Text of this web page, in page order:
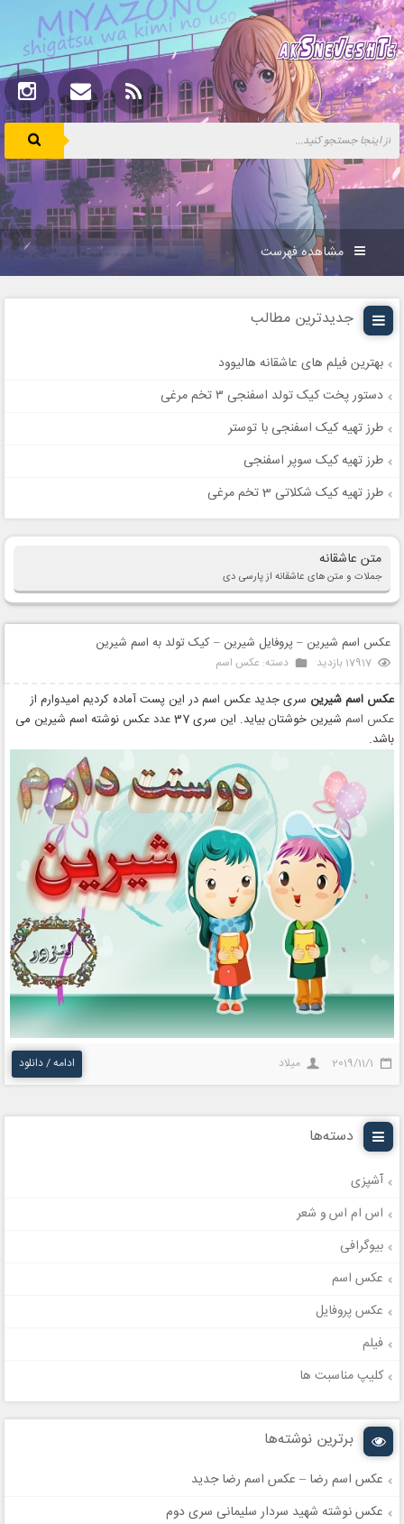
مشاهده فهرست
جدیدترین مطالب
بهترین فیلم های عاشقانه هالیوود
دستور پخت کیک تولد اسفنجی ۳ تخم مرغی
طرز تهیه کیک اسفنجی با توستر
طرز تهیه کیک سوپر اسفنجی
طرز تهیه کیک شکلاتی 3 تخم مرغی
متن عاشقانه
جملات و متن های عاشقانه از پارسی دی
عکس اسم شیرین – پروفایل شیرین – کیک تولد به اسم شیرین
17917 بازدید دسته: عکس اسم
عکس اسم شیرین سری جدید عکس اسم در این پست آماده کردیم امیدوارم از
عکس اسم
شیرین خوشتان بیاید. این سری 37 عدد عکس نوشته اسم شیرین می
باشد.
2019/11/1 میلاد ادامه / دانلود
دسته‌ها
آشپزی
اس ام اس و شعر
بیوگرافی
عکس اسم
عکس پروفایل
فیلم
کلیپ مناسبت ها
برترین نوشته‌ها
عکس اسم رضا – عکس اسم رضا جدید
عکس نوشته شهید سردار سلیمانی سری دوم